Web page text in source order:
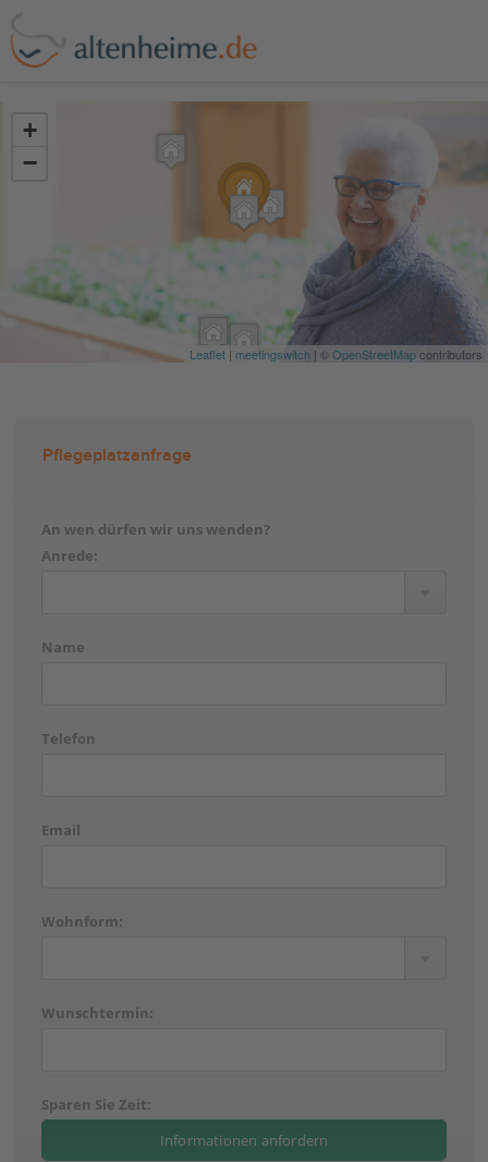
+
−
Leaflet | meetingswitch | ©OpenStreetMapcontributors
Pflegeplatzanfrage
An wen dürfen wir uns wenden?
Anrede:
Name
Telefon
Email
Wohnform:
Wunschtermin:
Sparen Sie Zeit: